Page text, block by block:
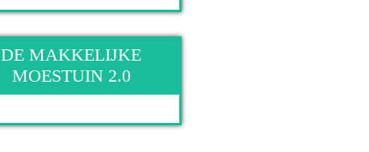
DE MAKKELIJKE
MOESTUIN 2.0